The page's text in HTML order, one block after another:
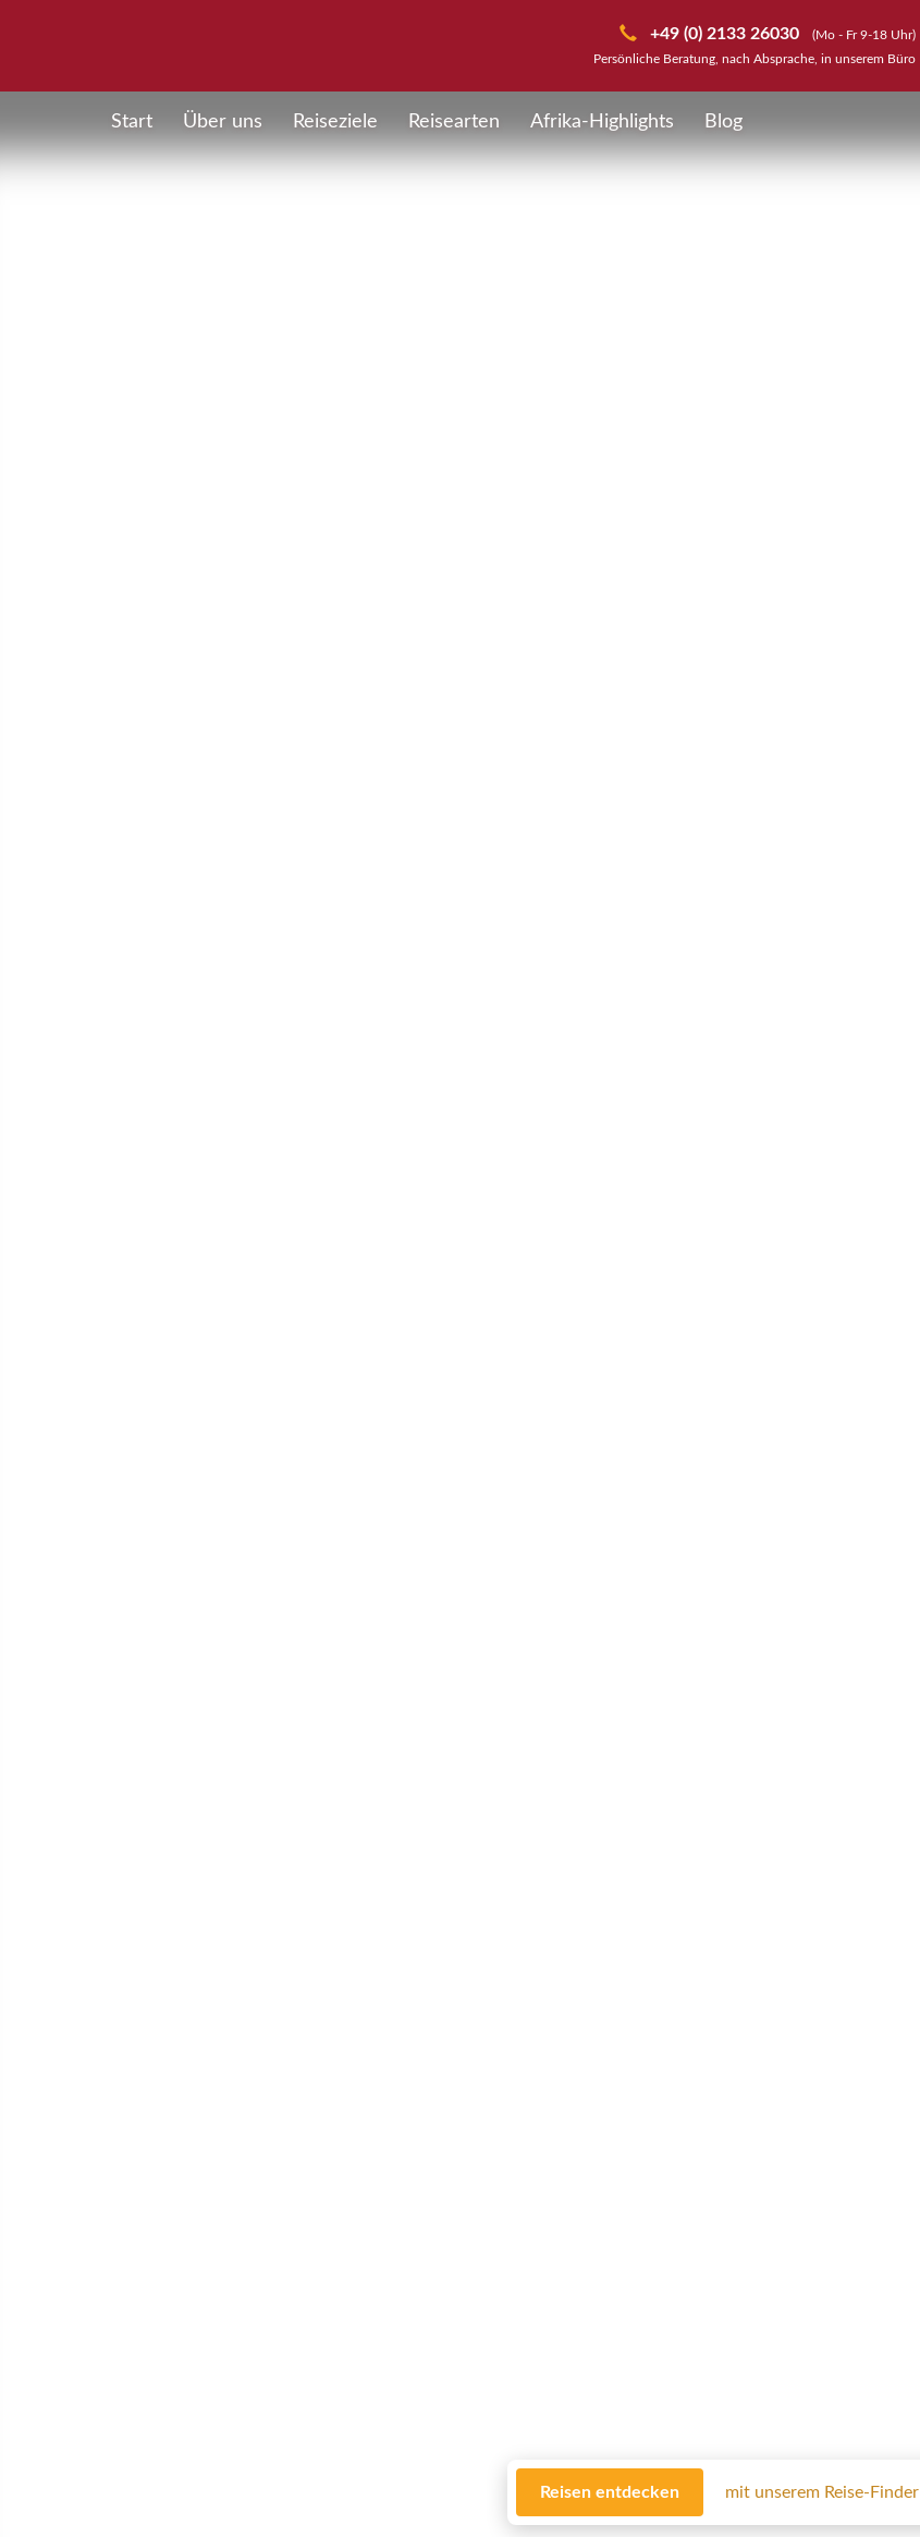
+49 (0) 2133 26030
(Mo - Fr 9-18 Uhr)
Persönliche Beratung, nach Absprache, in unserem Büro
Start Über uns Reiseziele Reisearten Afrika-Highlights Blog
Reisen entdecken mit unserem Reise-Finder